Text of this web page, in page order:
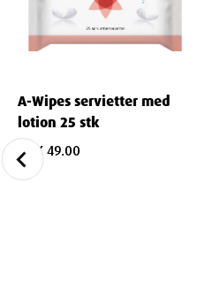
A-Wipes servietter med
lotion 25 stk
NOK 49.00